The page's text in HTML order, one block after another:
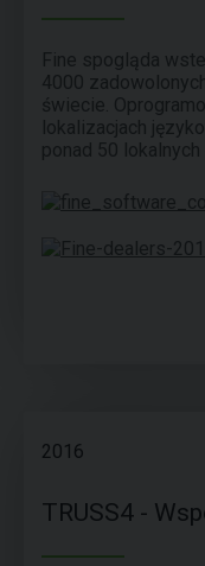
Fine spogląda
4000
świecie.
lokalizacjach
ponad 50 lokalnych
2016
TRUSS4 -